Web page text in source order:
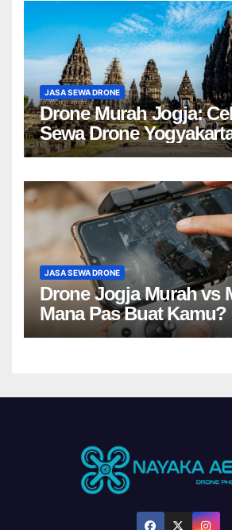
JASA SEWA DRONE
Drone Murah Jogja:
Sewa Drone
JASA SEWA DRONE
Drone Jogja Murah vs
Mana Pas Buat Kamu?
Sewa Drone